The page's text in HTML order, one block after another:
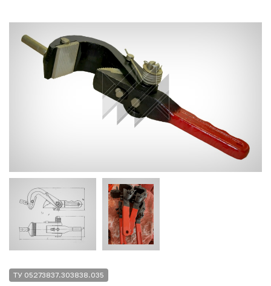
ТУ 05273837.303838.035